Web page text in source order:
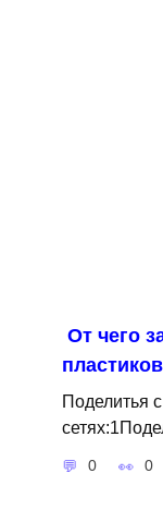
От чего
Поделитья
0 0